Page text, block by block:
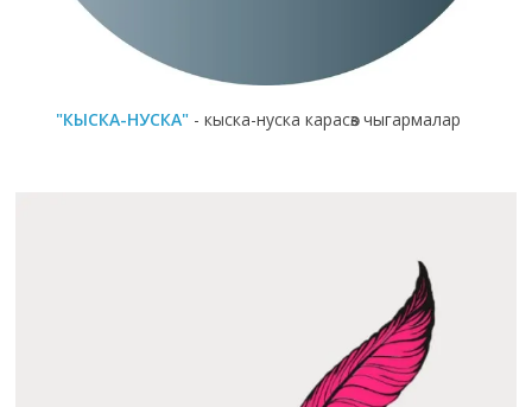
"КЫСКА-НУСКА" - кыска-нуска карасөз чыгармалар